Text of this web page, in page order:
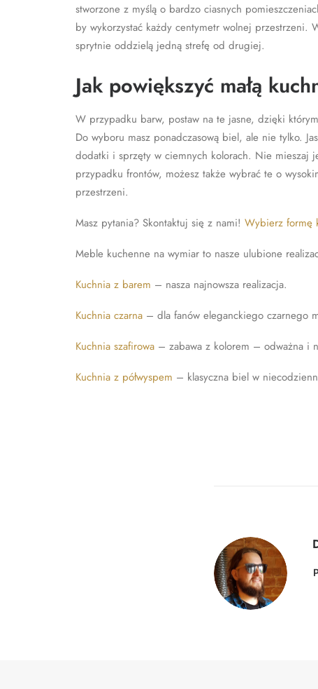
stworzone z myślą o bardzo ciasnych
by wykorzystać każdy centymetr wolnej przestrzeni.
sprytnie oddzielą jedną strefę od drugiej.
Jak powiększyć małą
W przypadku barw, postaw na te jasne, dzięki
Do wyboru masz ponadczasową biel, ale nie tylko.
dodatki i sprzęty w ciemnych kolorach. Nie mieszaj
przypadku frontów, możesz także wybrać te o
przestrzeni.
Masz pytania? Skontaktuj się z nami! Wybierz formę
Meble kuchenne na wymiar to nasze ulubione
Kuchnia z barem – nasza najnowsza realizacja.
Kuchnia czarna – dla fanów eleganckiego czarnego
Kuchnia szafirowa – zabawa z kolorem – odważna i
Kuchnia z półwyspem – klasyczna biel w